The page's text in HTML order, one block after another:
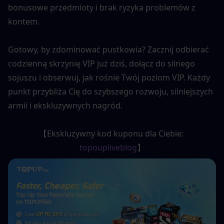
bonusowe przedmioty i brak ryzyka problemów z
kontem.
Gotowy, by zdominować pustkowia? Zacznij odbierać
codzienną skrzynię VIP już dziś, dołącz do silnego
sojuszu i obserwuj, jak rośnie Twój poziom VIP. Każdy
punkt przybliża Cię do szybszego rozwoju, silniejszych
armii i ekskluzywnych nagród.
topoupliveblog】